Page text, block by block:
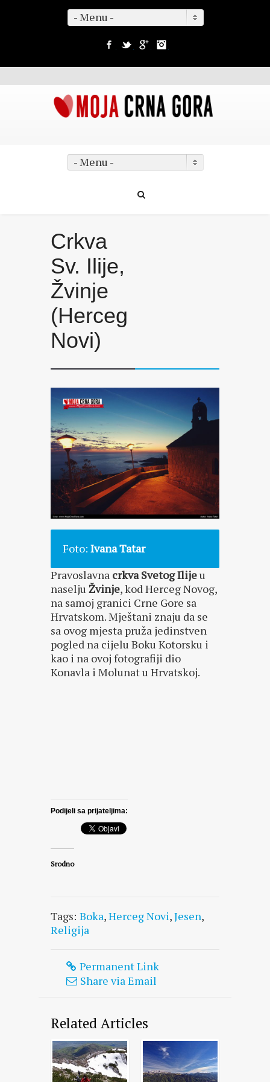
- Menu -
Facebook
TwitterGoogle+
- Menu -
Crkva
Sv. Ilije,
Žvinje
(Herceg
Novi)
Foto: Ivana Tatar
Pravoslavna crkva Svetog Ilijeu
naselju Žvinje, kod Herceg Novog,
na samoj granici Crne Gore sa
Hrvatskom. Mještani znaju da se
sa ovog mjesta pruža jedinstven
pogled na cijelu Boku Kotorsku i
kao i na ovoj fotografiji dio
Konavla i Molunat u Hrvatskoj.
Podijeli sa prijateljima:
Srodno
Tags: Boka,Herceg Novi,Jesen,
Religija
Permanent Link
Share via Email
Related Articles